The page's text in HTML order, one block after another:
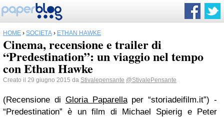
HOME › SOCIETÀ › ETHAN HAWKE
Cinema, recensione e trailer di
“Predestination”: un viaggio nel tempo
con Ethan Hawke
Creato il 29 giugno 2015 da Stivalepensante @StivalePensante
(Recensione di Gloria Paparellaper “storiadeifilm.it”) -
“Predestination” è un film di Michael Spierig e Peter